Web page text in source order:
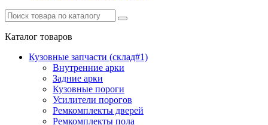
Каталог товаров
Кузовные запчасти (склад#1)
Внутренние арки
Задние арки
Кузовные пороги
Усилители порогов
Ремкомплекты дверей
Ремкомплекты пола